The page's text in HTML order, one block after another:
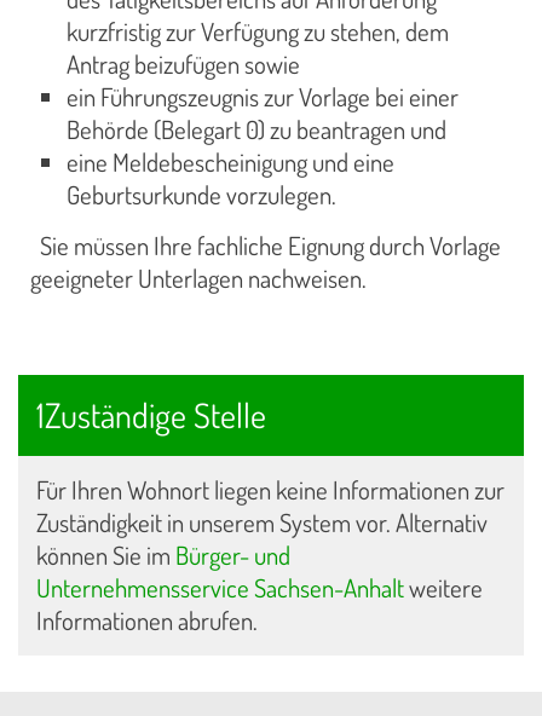
kurzfristig zur Verfügung zu stehen, dem
Antrag beizufügen sowie
ein Führungszeugnis zur Vorlage bei einer
Behörde (Belegart 0) zu beantragen und
eine Meldebescheinigung und eine
Geburtsurkunde vorzulegen.
Sie müssen Ihre fachliche Eignung durch Vorlage
geeigneter Unterlagen nachweisen.
1Zuständige Stelle
Für Ihren Wohnort liegen keine Informationen zur
Zuständigkeit in unserem System vor. Alternativ
können Sie im Bürger- und
Unternehmensservice Sachsen-Anhaltweitere
Informationen abrufen.